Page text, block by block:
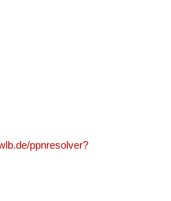
ppnresolver?